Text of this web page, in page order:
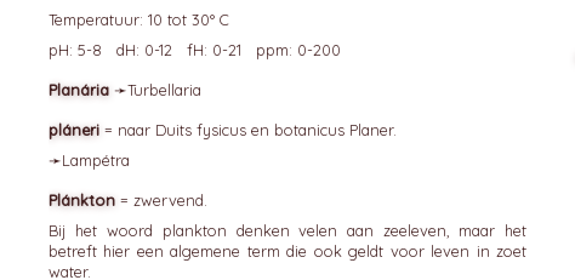
Temperatuur: 10 tot 30° C
pH: 5-8 dH: 0-12 fH: 0-21 ppm: 0-200
Planária ➛Turbellaria
pláneri = naar Duits fysicus en botanicus Planer.
➛Lampétra
Plánkton = zwervend.
Bij het woord plankton denken velen aan zeeleven, maar het
betreft hier een algemene term die ook geldt voor leven in zoet
water.